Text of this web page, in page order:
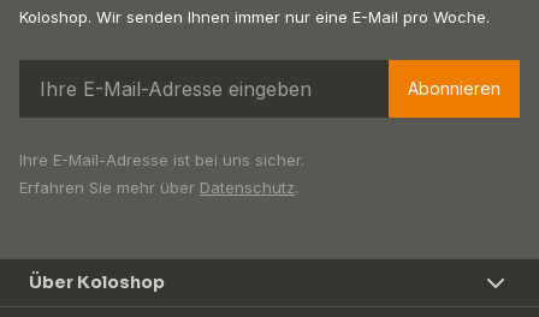
Koloshop. Wir senden Ihnen immer nur eine E-Mail pro Woche.
Abonnieren
Ihre E-Mail-Adresse ist bei uns sicher.
Erfahren Sie mehr über Datenschutz.
Über Koloshop